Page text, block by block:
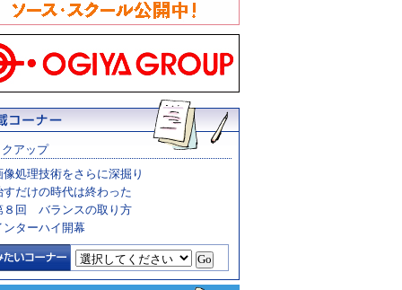
アップ
像処理技術をさらに深掘り
すだけの時代は終わった
８回 バランスの取り方
ンターハイ開幕